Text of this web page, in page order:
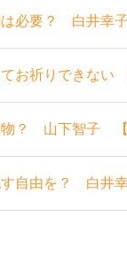
必要？ 白井幸
お祈りできな
？ 山下智子 【
自由を？ 白井